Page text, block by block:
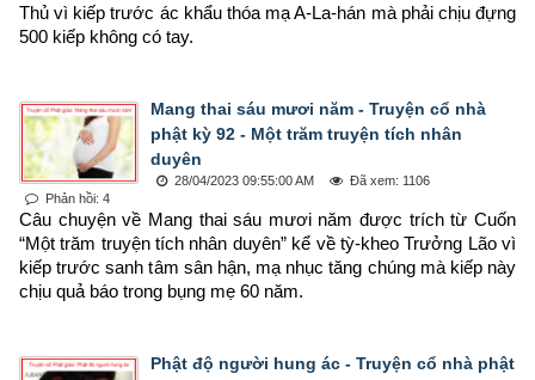
Thủ vì kiếp trước ác khẩu thóa mạ A-La-hán mà phải chịu đựng
500 kiếp không có tay.
Mang thai sáu mươi năm - Truyện cổ nhà
phật kỳ 92 - Một trăm truyện tích nhân
duyên
28/04/2023 09:55:00 AM
Đã xem: 1106
Phản hồi: 4
Câu chuyện về Mang thai sáu mươi năm được trích từ Cuốn
“Một trăm truyện tích nhân duyên” kể về tỳ-kheo Trưởng Lão vì
kiếp trước sanh tâm sân hận, mạ nhục tăng chúng mà kiếp này
chịu quả báo trong bụng mẹ 60 năm.
Phật độ người hung ác - Truyện cổ nhà phật